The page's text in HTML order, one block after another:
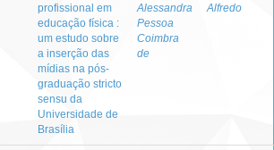
profissional em
educação física :
um estudo sobre
a inserção das
mídias na pós-
graduação stricto
sensu da
Universidade de
Brasília
Alessandra
Pessoa
Coimbra
de
Alfredo